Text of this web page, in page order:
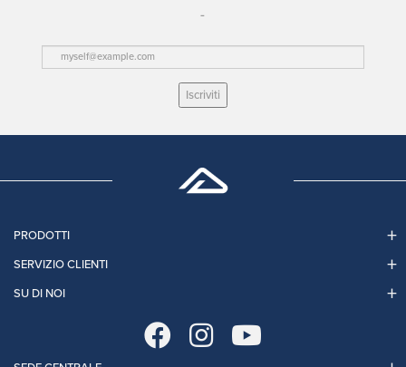
Iscriviti
PRODOTTI
SERVIZIO CLIENTI
SU DI NOI